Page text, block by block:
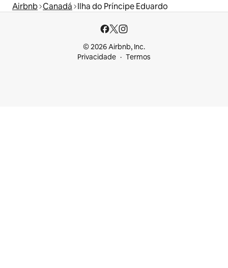
Airbnb Canadá Ilha do Príncipe Eduardo
© 2026 Airbnb, Inc.
Privacidade
Termos